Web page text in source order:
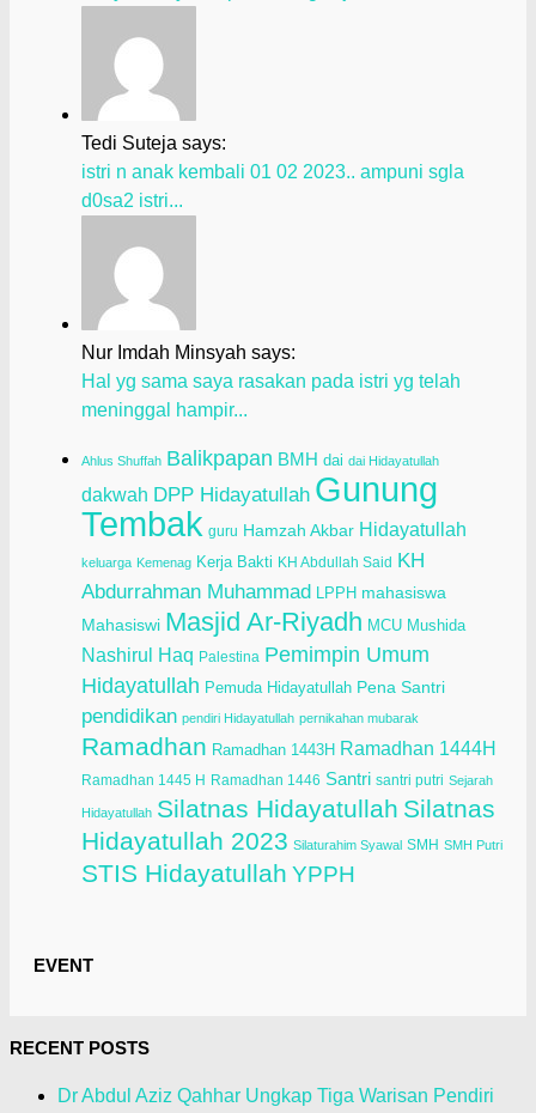
Tedi Suteja says:
istri n anak kembali 01 02 2023.. ampuni sgla
d0sa2 istri...
Nur Imdah Minsyah says:
Hal yg sama saya rasakan pada istri yg telah
meninggal hampir...
Ahlus Shuffah Balikpapan BMH dai dai Hidayatullah
dakwah DPP Hidayatullah Gunung
Tembak guru Hamzah Akbar Hidayatullah
keluarga Kemenag Kerja Bakti KH Abdullah Said KH
Abdurrahman Muhammad LPPH mahasiswa
Mahasiswi Masjid Ar-Riyadh MCU Mushida
Nashirul Haq Palestina Pemimpin Umum
Hidayatullah Pemuda Hidayatullah Pena Santri
pendidikan pendiri Hidayatullah pernikahan mubarak
Ramadhan Ramadhan 1443H Ramadhan 1444H
Ramadhan 1445 H Ramadhan 1446 Santri santri putri Sejarah
Hidayatullah Silatnas Hidayatullah Silatnas
Hidayatullah 2023 Silaturahim Syawal SMH SMH Putri
STIS Hidayatullah YPPH
EVENT
RECENT POSTS
Dr Abdul Aziz Qahhar Ungkap Tiga Warisan Pendiri